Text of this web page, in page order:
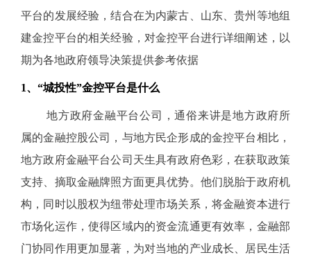
平台的发展经验，结合在为内蒙古、山东、贵州等地组
建金控平台的相关经验，对金控平台进行详细阐述，以
期为各地政府领导决策提供参考依据
1、“城投性”金控平台是什么
地方政府金融平台公司，通俗来讲是地方政府所
属的金融控股公司，与地方民企形成的金控平台相比，
地方政府金融平台公司天生具有政府色彩，在获取政策
支持、摘取金融牌照方面更具优势。他们脱胎于政府机
构，同时以股权为纽带处理市场关系，将金融资本进行
市场化运作，使得区域内的资金流通更有效率，金融部
门协同作用更加显著，为对当地的产业成长、居民生活